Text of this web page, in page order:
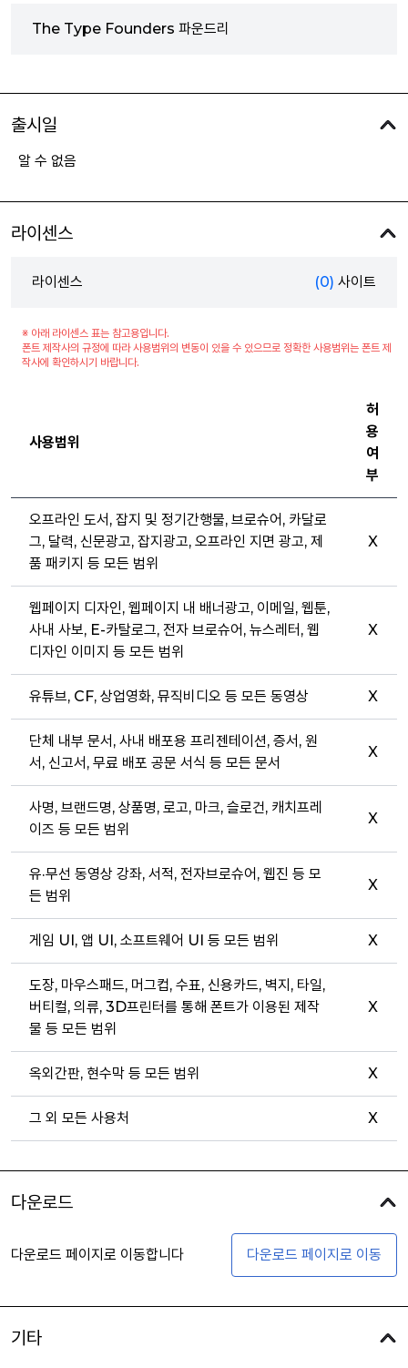
The Type Founders 파운드리
출시일
알 수 없음
라이센스
라이센스 (0) 사이트
※ 아래 라이센스 표는 참고용입니다.
폰트 제작사의 규정에 따라 사용범위의 변동이 있을 수 있으므로 정확한 사용범위는 폰트 제
작사에 확인하시기 바랍니다.
사용범위
허
용
여
부
오프라인 도서, 잡지 및 정기간행물, 브로슈어, 카달로
그, 달력, 신문광고, 잡지광고, 오프라인 지면 광고, 제
품 패키지 등 모든 범위
X
웹페이지 디자인, 웹페이지 내 배너광고, 이메일, 웹툰,
사내 사보, E-카탈로그, 전자 브로슈어, 뉴스레터, 웹
디자인 이미지 등 모든 범위
X
유튜브, CF, 상업영화, 뮤직비디오 등 모든 동영상 X
단체 내부 문서, 사내 배포용 프리젠테이션, 증서, 원
서, 신고서, 무료 배포 공문 서식 등 모든 문서
X
사명, 브랜드명, 상품명, 로고, 마크, 슬로건, 캐치프레
이즈 등 모든 범위
X
유·무선 동영상 강좌, 서적, 전자브로슈어, 웹진 등 모
든 범위
X
게임 UI, 앱 UI, 소프트웨어 UI 등 모든 범위 X
도장, 마우스패드, 머그컵, 수표, 신용카드, 벽지, 타일,
버티컬, 의류, 3D프린터를 통해 폰트가 이용된 제작
물 등 모든 범위
X
옥외간판, 현수막 등 모든 범위 X
그 외 모든 사용처 X
다운로드
다운로드 페이지로 이동합니다 다운로드 페이지로 이동
기타